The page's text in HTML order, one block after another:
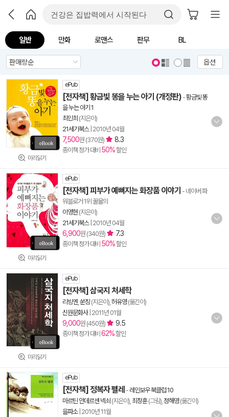
일반 만화 로맨스 판무 BL
옵션
미리읽기
ePub
[전자책] 황금빛 똥을 누는 아기 (개정판) -황금빛 똥
을 누는 아기 1
최민희 (지은이)
21세기북스| 2010년 04월
7,500원 (370원) 8.3
종이책 정가 대비 50%할인
미리읽기
ePub
[전자책] 피부가 예뻐지는 화장품 이야기 - 네이버 파
워블로거 1위 꿀물의
이영현 (지은이)
21세기북스| 2010년 04월
6,900원 (340원) 7.3
종이책 정가 대비 50%할인
미리읽기
ePub
[전자책] 삼국지 처세학
리빙옌 쑨징 (지은이), 허유영(옮긴이)
신원문화사| 2011년 01월
9,000원 (450원) 9.5
종이책 정가 대비 62%할인
ePub
[전자책] 정복자 펠레 - 레인보우 북클럽 10
마르틴 안데르센 넥쇠 (지은이), 최창훈(그림), 정해영(옮긴이)
을파소| 2010년 11월